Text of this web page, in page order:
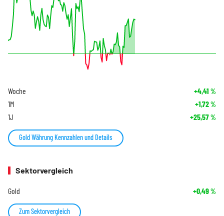
Woche +4,41 %
1M +1,72%
1J +25,57%
Gold Währung Kennzahlen und Details
Sektorvergleich
Gold +0,49%
Zum Sektorvergleich